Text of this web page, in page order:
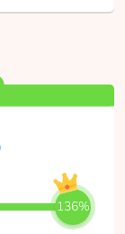
136%